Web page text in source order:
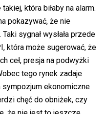
która biłaby na alarm.
pokazywać, że nie
sygnał wysłała przede
która może sugerować, że
ceł, presja na podwyżki
tego rynek zadaje
ekonomiczne
chęć do obniżek, czy